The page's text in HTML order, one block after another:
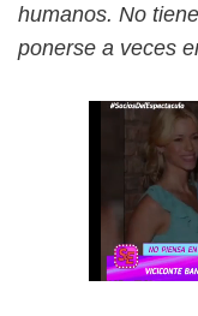
humanos. No
ponerse a veces